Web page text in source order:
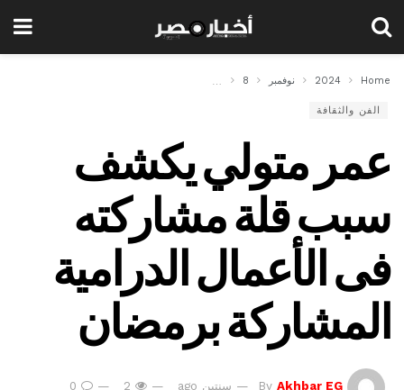
Home
2024 نوفمبر 8
الفن والثقافة
عمر متولي يكشف
سبب قلة مشاركته
فى الأعمال الدرامية
المشاركة برمضان
By Akhbar EG سنتين ago